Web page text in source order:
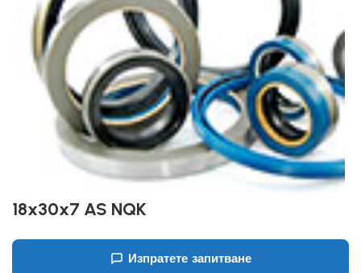
18x30x7 AS NQK
Изпратете запитване